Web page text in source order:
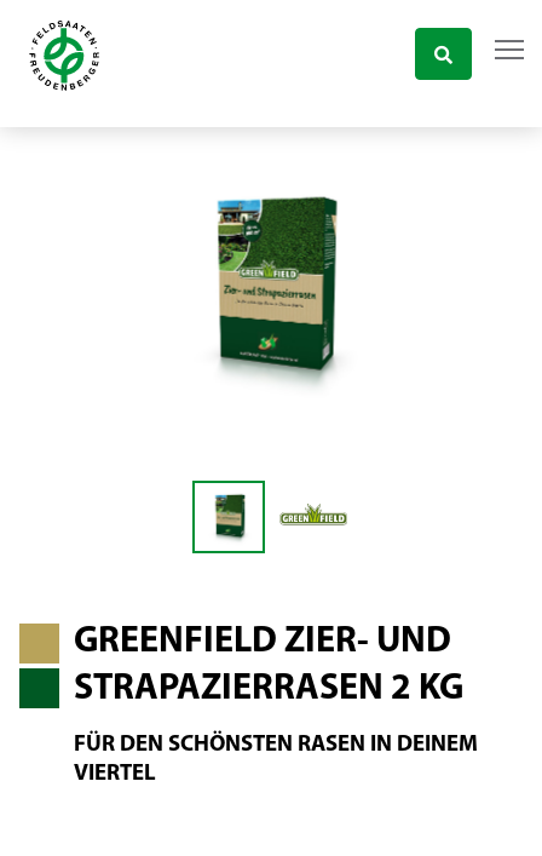
GREENFIELD ZIER- UND
STRAPAZIERRASEN 2 KG
FÜR DEN SCHÖNSTEN RASEN IN DEINEM
VIERTEL